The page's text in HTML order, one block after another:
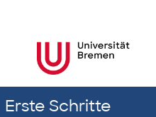
Erste Schritte